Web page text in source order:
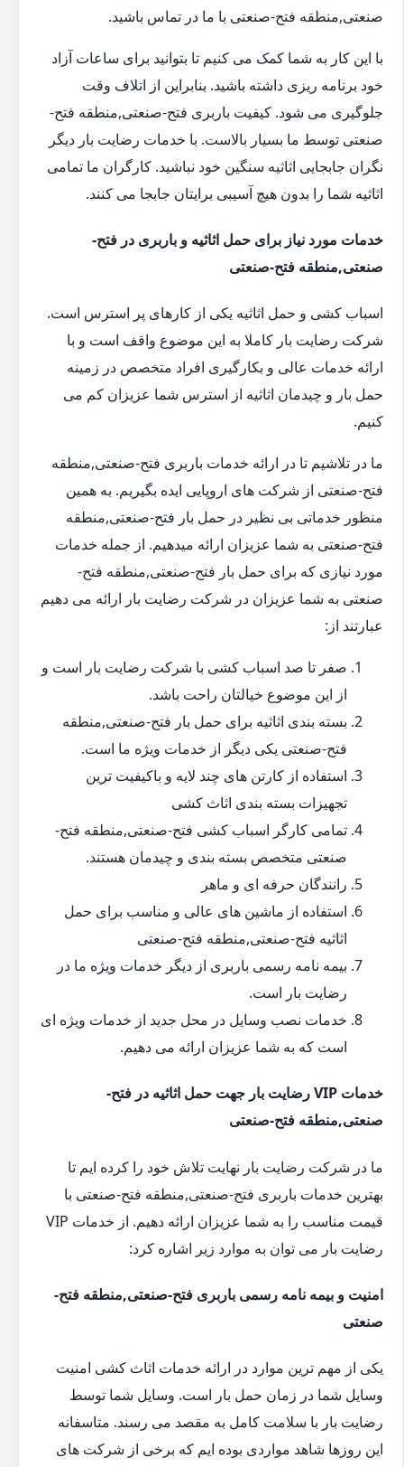
صنعتی,منطقه فتح-صنعتی با ما در تماس باشید.
با این کار به شما کمک می کنیم تا بتوانید برای ساعات آزاد
خود برنامه ریزی داشته باشید. بنابراین از اتلاف وقت
جلوگیری می شود. کیفیت باربری فتح-صنعتی,منطقه فتح-
صنعتی توسط ما بسیار بالاست. با خدمات رضایت بار دیگر
نگران جابجایی اثاثیه سنگین خود نباشید. کارگران ما تمامی
اثاثیه شما را بدون هیچ آسیبی برایتان جابجا می کنند.
خدمات مورد نیاز برای حمل اثاثیه و باربری در فتح-
صنعتی,منطقه فتح-صنعتی
اسباب کشی و حمل اثاثیه یکی از کارهای پر استرس است.
شرکت رضایت بار کاملا به این موضوع واقف است و با
ارائه خدمات عالی و بکارگیری افراد متخصص در زمینه
حمل بار و چیدمان اثاثیه از استرس شما عزیزان کم می
کنیم.
ما در تلاشیم تا در ارائه خدمات باربری فتح-صنعتی,منطقه
فتح-صنعتی از شرکت های اروپایی ایده بگیریم. به همین
منظور خدماتی بی نظیر در حمل بار فتح-صنعتی,منطقه
فتح-صنعتی به شما عزیزان ارائه میدهیم. از جمله خدمات
مورد نیازی که برای حمل بار فتح-صنعتی,منطقه فتح-
صنعتی به شما عزیزان در شرکت رضایت بار ارائه می دهیم
عبارتند از:
صفر تا صد اسباب کشی با شرکت رضایت بار است و
از این موضوع خیالتان راحت باشد.
بسته بندی اثاثیه برای حمل بار فتح-صنعتی,منطقه
فتح-صنعتی یکی دیگر از خدمات ویژه ما است.
استفاده از کارتن های چند لایه و باکیفیت ترین
تجهیزات بسته بندی اثاث کشی
تمامی کارگر اسباب کشی فتح-صنعتی,منطقه فتح-
صنعتی متخصص بسته بندی و چیدمان هستند.
رانندگان حرفه ای و ماهر
استفاده از ماشین های عالی و مناسب برای حمل
اثاثیه فتح-صنعتی,منطقه فتح-صنعتی
بیمه نامه رسمی باربری از دیگر خدمات ویژه ما در
رضایت بار است.
خدمات نصب وسایل در محل جدید از خدمات ویژه ای
است که به شما عزیزان ارائه می دهیم.
خدمات VIP رضایت بار جهت حمل اثاثیه در فتح-
صنعتی,منطقه فتح-صنعتی
ما در شرکت رضایت بار نهایت تلاش خود را کرده ایم تا
بهترین خدمات باربری فتح-صنعتی,منطقه فتح-صنعتی با
قیمت مناسب را به شما عزیزان ارائه دهیم. از خدمات VIP
رضایت بار می توان به موارد زیر اشاره کرد:
امنیت و بیمه نامه رسمی باربری فتح-صنعتی,منطقه فتح-
صنعتی
یکی از مهم ترین موارد در ارائه خدمات اثاث کشی امنیت
وسایل شما در زمان حمل بار است. وسایل شما توسط
رضایت بار با سلامت کامل به مقصد می رسند. متاسفانه
این روزها شاهد مواردی بوده ایم که برخی از شرکت های